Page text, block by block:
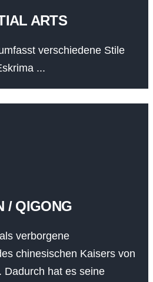
ARTS
verschiedene Stile
...
/ QIGONG
verborgene
chinesischen Kaisers von
Dadurch hat es seine